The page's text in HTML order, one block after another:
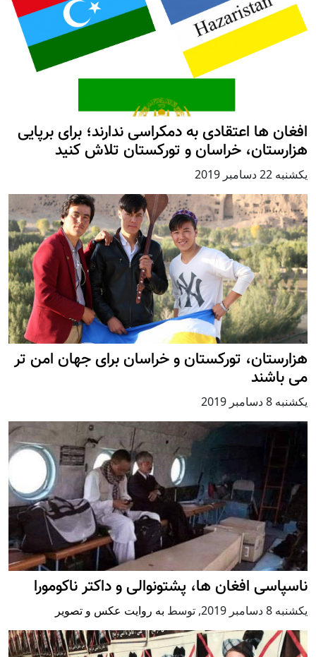
افغان ها اعتقادی به دمکراسی ندارند؛ برای برپایی
هزارستان، خراسان و تورکستان تلاش کنید
يكشنبه 22 دسامبر 2019
هزارستان، تورکستان و خراسان برای جهان امن تر
می باشند
يكشنبه 8 دسامبر 2019
ناسپاسی افغان ها، پشتونوالی و داکتر ناکومورا
يكشنبه 8 دسامبر 2019 , توسط به روایت عکس و تصویر